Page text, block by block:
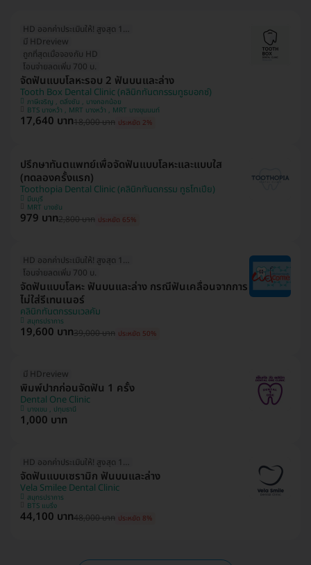
HD ออกค่าประเมินให้! สูงสุด 1000 บ.
มี HDreview
ถูกที่สุดเมื่อจองกับ HD
โอนจ่ายลดเพิ่ม 700 บ.
จัดฟันแบบโลหะรอบ 2 ฟันบนและล่าง
Tooth Box Dental Clinic (คลินิกทันตกรรมทูธบอกซ์)
ภาษีเจริญ , ตลิ่งชัน , บางกอกน้อย
BTS บางหว้า , MRT บางหว้า , MRT บางขุนนนท์
17,640 บาท18,000 บาท ประหยัด 2%
ปรึกษาทันตแพทย์เพื่อจัดฟันแบบโลหะและแบบใส
(ทดลองครั้งแรก)
Toothopia Dental Clinic (คลินิกทันตกรรม ทูธโทเปีย)
มีนบุรี
MRT บางชัน
979 บาท2,800 บาท ประหยัด 65%
HD ออกค่าประเมินให้! สูงสุด 1500 บ.
โอนจ่ายลดเพิ่ม 700 บ.
จัดฟันแบบโลหะ ฟันบนและล่าง กรณีฟันเคลื่อนจากการ
ไม่ใส่รีเทนเนอร์
คลินิกทันตกรรมเวลคัม
สมุทรปราการ
19,600 บาท39,000 บาท ประหยัด 50%
มี HDreview
พิมพ์ปากก่อนจัดฟัน 1 ครั้ง
Dental One Clinic
บางเขน , ปทุมธานี
1,000 บาท
HD ออกค่าประเมินให้! สูงสุด 1500 บ.
จัดฟันแบบเซรามิก ฟันบนและล่าง
Vela Smilee Dental Clinic
สมุทรปราการ
BTS แบริ่ง
44,100 บาท48,000 บาท ประหยัด 8%